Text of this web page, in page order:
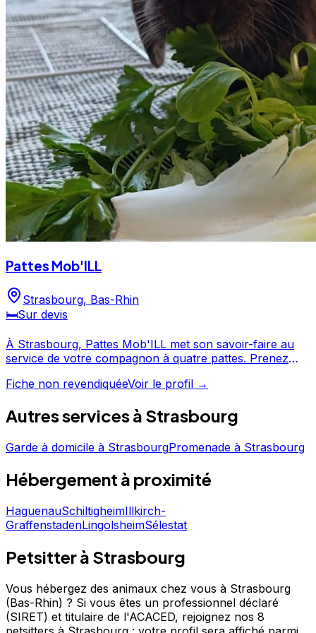
Pattes Mob'ILL
Strasbourg, Bas-Rhin
🛏️Sur devis
À Strasbourg, Pattes Mob'ILL met son savoir-faire au
service de votre compagnon à quatre pattes. Prenez
garde de votre chien. Pattes Mob'ILL est un
Fiche non revendiquéeVoir le profil →
Autres services à Strasbourg
Garde à domicile à StrasbourgPromenade à Strasbourg
Hébergement à proximité
HaguenauSchiltigheimIllkirch-
GraffenstadenLingolsheimSélestat
Petsitter à Strasbourg
Vous hébergez des animaux chez vous à Strasbourg
(Bas-Rhin) ? Si vous êtes un professionnel déclaré
(SIRET) et titulaire de l'ACACED, rejoignez nos 8